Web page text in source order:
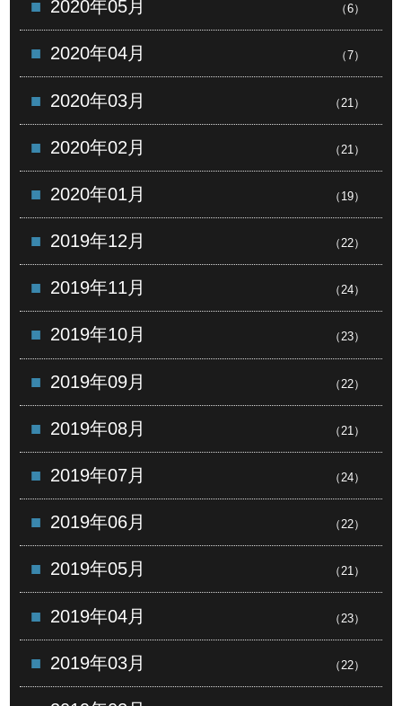
2020年05月 （6）
2020年04月 （7）
2020年03月 （21）
2020年02月 （21）
2020年01月 （19）
2019年12月 （22）
2019年11月 （24）
2019年10月 （23）
2019年09月 （22）
2019年08月 （21）
2019年07月 （24）
2019年06月 （22）
2019年05月 （21）
2019年04月 （23）
2019年03月 （22）